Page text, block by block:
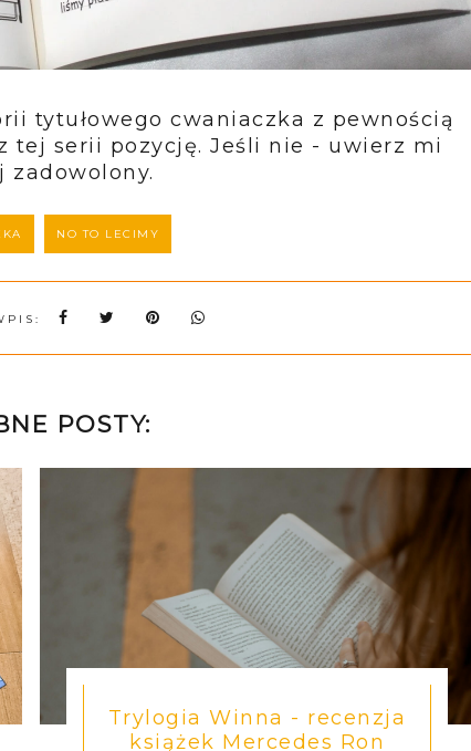
tytułowego cwaniaczka z pewnością
tej serii pozycję. Jeśli nie - uwierz mi
zadowolony.
NO TO LECIMY
POSTY:
Trylogia Winna - recenzja
książek Mercedes Ron